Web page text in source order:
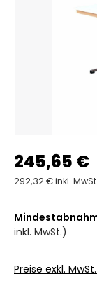
245,65 €
292,32 € inkl. MwSt.
inkl. MwSt.)
Preise exkl.